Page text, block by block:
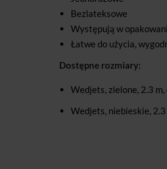
Bezlateksowe
Występują w
Łatwe do użycia,
Dostępne rozmiary:
Wedjets, zielone, 2.3 m,
Wedjets, niebieskie, 2.3